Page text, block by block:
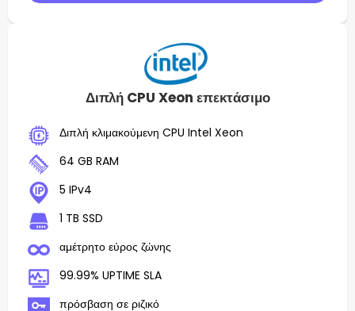
Διπλή CPU Xeon επεκτάσιμο
Διπλή κλιμακούμενη CPU Intel Xeon
64 GB RAM
5 IPv4
1 TB SSD
αμέτρητο εύρος ζώνης
99.99% UPTIME SLA
πρόσβαση σε ριζικό